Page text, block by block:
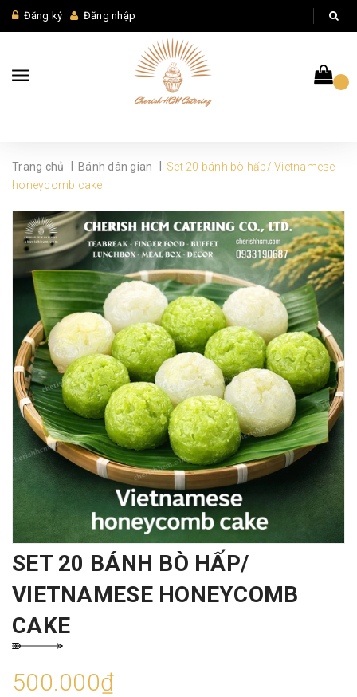
Đăng ký Đăng nhập
Trang chủ Bánh dân gian
Set 20 bánh bò hấp/ Vietnamese
honeycomb cake
SET 20 BÁNH BÒ HẤP/
VIETNAMESE HONEYCOMB
CAKE
500.000₫